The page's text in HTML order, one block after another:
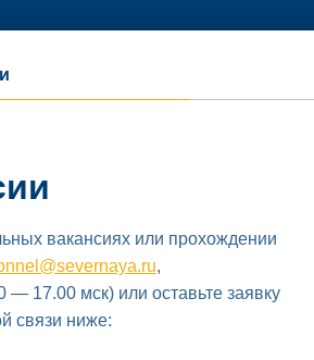
вакансиях или прохождении
,
— 17.00 мск)или оставьте заявку
связи ниже: